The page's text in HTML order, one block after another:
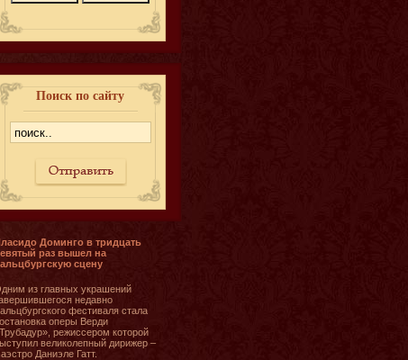
Поиск по сайту
Доминго в тридцать
раз вышел на
сцену
из главных украшений
недавно
фестиваля стала
оперы Верди
режиссером которой
великолепный дирижер –
Даниэле Гатт.